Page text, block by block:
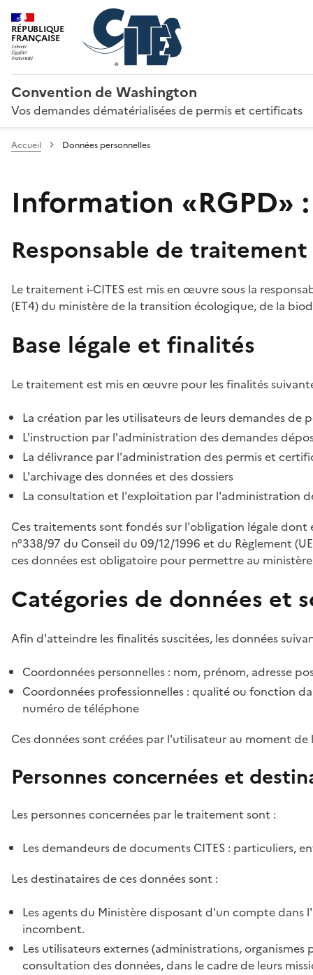
RÉPUBLIQUE
FRANÇAISE
Convention de Washington
Vos demandes dématérialisées de permis et certificats
Accueil Données personnelles
Information «RGPD»
Responsable de traitement
Le traitement i-CITES est mis en œuvre sous la
(ET4) du ministère de la transition écologique, de la
Base légale et finalités
Le traitement est mis en œuvre pour les finalités
La création par les utilisateurs de leurs demandes
L'instruction par l'administration des demandes
La délivrance par l'administration des permis et
L'archivage des données et des dossiers
La consultation et l'exploitation par l'administration
Ces traitements sont fondés sur l'obligation légale
n°338/97 du Conseil du 09/12/1996 et du Règlement
ces données est obligatoire pour permettre au
Catégories de données et
Afin d'atteindre les finalités suscitées, les données
Coordonnées personnelles : nom, prénom, adresse
Coordonnées professionnelles : qualité ou fonction
numéro de téléphone
Ces données sont créées par l'utilisateur au moment
Personnes concernées et
Les personnes concernées par le traitement sont :
Les demandeurs de documents CITES : particuliers,
Les destinataires de ces données sont :
Les agents du Ministère disposant d'un compte
incombent.
Les utilisateurs externes (administrations,
consultation des données, dans le cadre de leurs